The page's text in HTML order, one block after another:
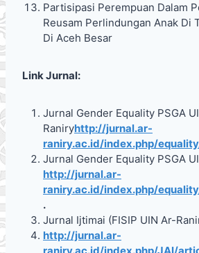
Partisipasi Perempuan Dalam
Reusam Perlindungan Anak Di
Di Aceh Besar
Link Jurnal:
Jurnal Gender Equality PSGA
Raniryhttp://jurnal.ar-
raniry.ac.id/index.php/
Jurnal Gender Equality PSGA
http://jurnal.ar-
raniry.ac.id/index.php/
.
Jurnal Ijtimai (FISIP UIN Ar-
http://jurnal.ar-